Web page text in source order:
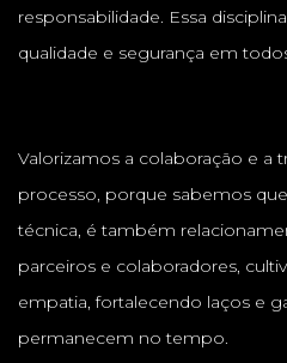
responsabilidade. Essa
qualidade e segurança em
Valorizamos a colaboração e a
processo, porque sabemos
técnica, é também
parceiros e colaboradores,
empatia, fortalecendo laços e
permanecem no tempo.